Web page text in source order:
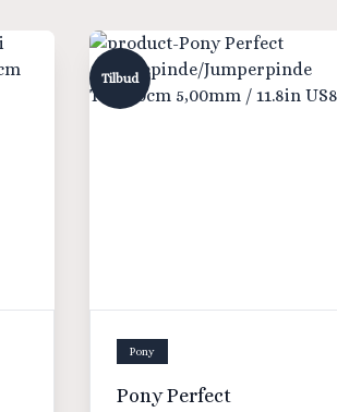
Tilbud
Pony
Pony Perfect